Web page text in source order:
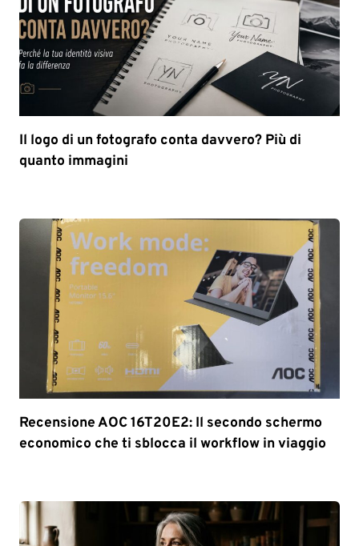
Il logo di un fotografo conta davvero? Più di
quanto immagini
Recensione AOC 16T20E2: Il secondo schermo
economico che ti sblocca il workflow in viaggio